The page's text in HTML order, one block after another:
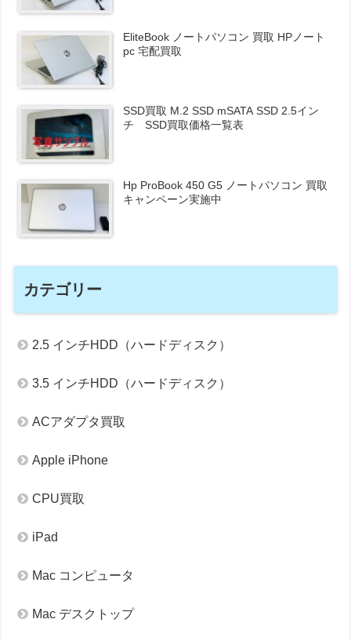
EliteBook ノートパソコン 買取 HPノート
pc 宅配買取
SSD買取 M.2 SSD mSATA SSD 2.5イン
チ SSD買取価格一覧表
Hp ProBook 450 G5 ノートパソコン 買取
キャンペーン実施中
カテゴリー
2.5 インチHDD（ハードディスク）
3.5 インチHDD（ハードディスク）
ACアダプタ買取
Apple iPhone
CPU買取
iPad
Mac コンピュータ
Mac デスクトップ